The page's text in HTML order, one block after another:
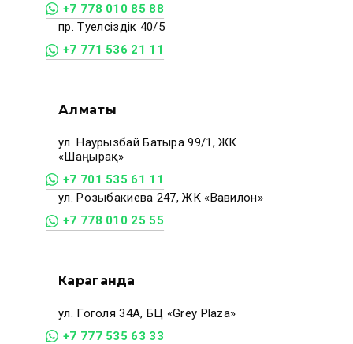
+7 778 010 85 88
пр. Тәуелсіздік 40/5
+7 771 536 21 11
Алматы
ул. Наурызбай Батыра 99/1, ЖК
«Шаңырақ»
+7 701 535 61 11
ул. Розыбакиева 247, ЖК «Вавилон»
+7 778 010 25 55
Караганда
ул. Гоголя 34А, БЦ «Grey Plaza»
+7 777 535 63 33